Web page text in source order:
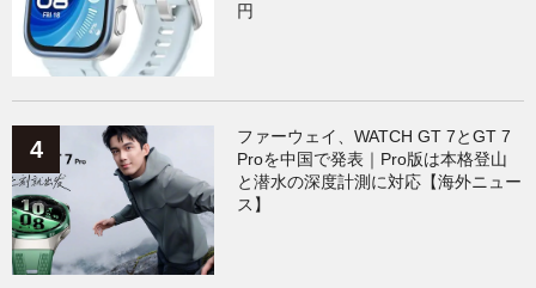
円
ファーウェイ、WATCH GT 7とGT 7
Proを中国で発表｜Pro版は本格登山
と潜水の深度計測に対応【海外ニュー
ス】